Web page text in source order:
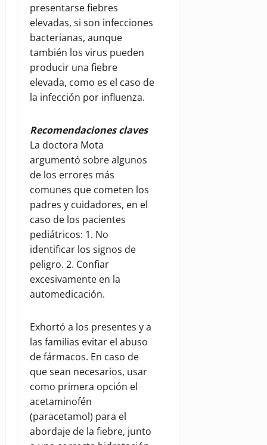
presentarse fiebres
elevadas, si son infecciones
bacterianas, aunque
también los virus pueden
producir una fiebre
elevada, como es el caso de
la infección por influenza.
Recomendaciones claves
La doctora Mota
argumentó sobre algunos
de los errores más
comunes que cometen los
padres y cuidadores, en el
caso de los pacientes
pediátricos: 1. No
identificar los signos de
peligro. 2. Confiar
excesivamente en la
automedicación.
Exhortó a los presentes y a
las familias evitar el abuso
de fármacos. En caso de
que sean necesarios, usar
como primera opción el
acetaminofén
(paracetamol) para el
abordaje de la fiebre, junto